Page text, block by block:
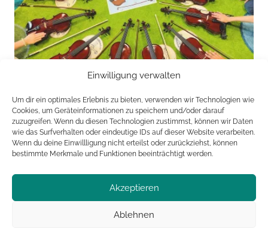
Einwilligung verwalten
Um dir ein optimales Erlebnis zu bieten, verwenden wir Technologien wie
Cookies, um Geräteinformationen zu speichern und/oder darauf
zuzugreifen. Wenn du diesen Technologien zustimmst, können wir Daten
wie das Surfverhalten oder eindeutige IDs auf dieser Website verarbeiten.
Wenn du deine Einwillligung nicht erteilst oder zurückziehst, können
bestimmte Merkmale und Funktionen beeinträchtigt werden.
Akzeptieren
Ablehnen
Alles auf einem Blick:
Projekte